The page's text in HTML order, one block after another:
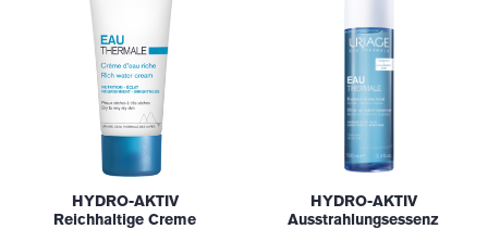
HYDRO-AKTIV
Reichhaltige Creme
HYDRO-AKTIV
Ausstrahlungsessenz